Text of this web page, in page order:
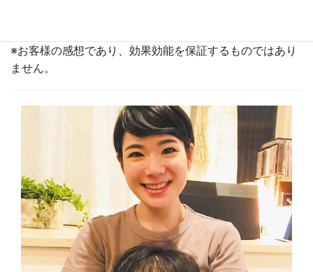
※お客様の感想であり、効果効能を保証するものではあり
ません。